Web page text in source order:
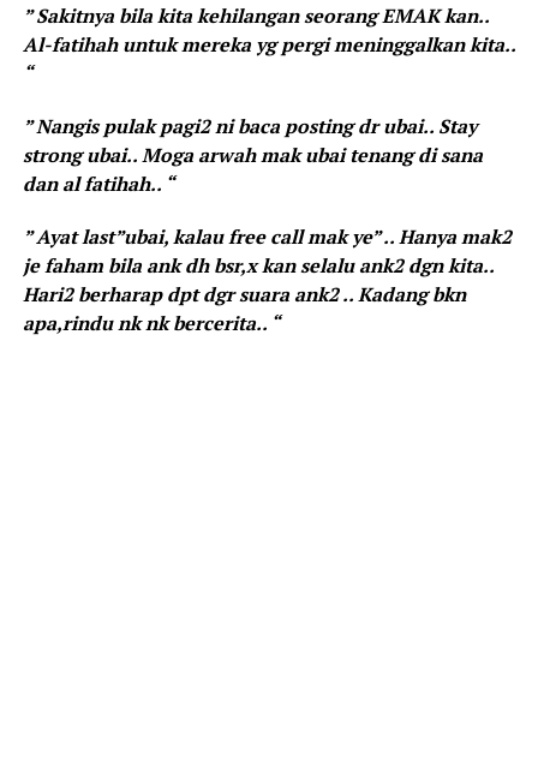
” Sakitnya bila kita kehilangan seorang EMAK kan..
Al-fatihah untuk mereka yg pergi meninggalkan kita..
“
” Nangis pulak pagi2 ni baca posting dr ubai.. Stay
strong ubai.. Moga arwah mak ubai tenang di sana
dan al fatihah.. “
” Ayat last”ubai, kalau free call mak ye” .. Hanya mak2
je faham bila ank dh bsr,x kan selalu ank2 dgn kita..
Hari2 berharap dpt dgr suara ank2 .. Kadang bkn
apa,rindu nk nk bercerita.. “